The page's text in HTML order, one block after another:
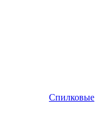
Спилковые